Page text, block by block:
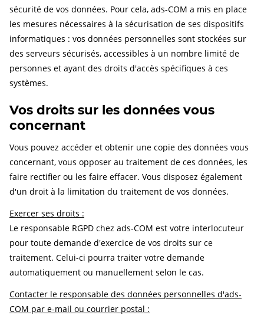
sécurité de vos données. Pour cela, ads-COM a mis en place
les mesures nécessaires à la sécurisation de ses dispositifs
informatiques : vos données personnelles sont stockées sur
des serveurs sécurisés, accessibles à un nombre limité de
personnes et ayant des droits d'accès spécifiques à ces
systèmes.
Vos droits sur les données vous
concernant
Vous pouvez accéder et obtenir une copie des données vous
concernant, vous opposer au traitement de ces données, les
faire rectifier ou les faire effacer. Vous disposez également
d'un droit à la limitation du traitement de vos données.
Exercer ses droits :
Le responsable RGPD chez ads-COM est votre interlocuteur
pour toute demande d'exercice de vos droits sur ce
traitement. Celui-ci pourra traiter votre demande
automatiquement ou manuellement selon le cas.
Contacter le responsable des données personnelles d'ads-
COM par e-mail ou courrier postal :